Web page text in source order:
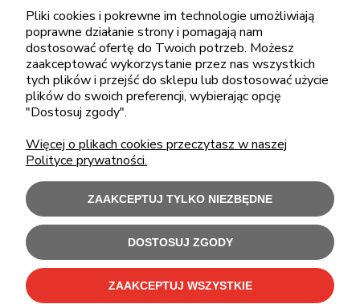
pon.-piąt.: 08:00-16:00
sklep@cebit.pl
ZAKUPY
POMOC
INFORMACJE
Użytkowanie sklepu oznacza zgodę na wykorzystywanie plików cookies.
Pliki cookies i pokrewne im technologie umożliwiają
poprawne działanie strony i pomagają nam
dostosować ofertę do Twoich potrzeb. Możesz
zaakceptować wykorzystanie przez nas wszystkich
tych plików i przejść do sklepu lub dostosować użycie
plików do swoich preferencji, wybierając opcję
"Dostosuj zgody".
Więcej o plikach cookies przeczytasz w naszej
Polityce prywatności.
ZAAKCEPTUJ TYLKO NIEZBĘDNE
DOSTOSUJ ZGODY
ZAAKCEPTUJ WSZYSTKIE